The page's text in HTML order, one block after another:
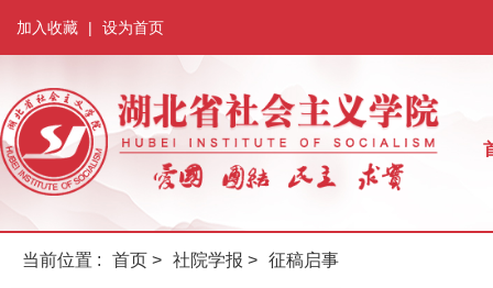
加入收藏 | 设为首页
当前位置 : 首页 > 社院学报 > 征稿启事